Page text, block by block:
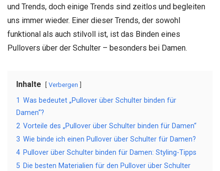
und Trends, doch einige Trends sind zeitlos und begleiten
uns immer wieder. Einer dieser Trends, der sowohl
funktional als auch stilvoll ist, ist das Binden eines
Pullovers über der Schulter – besonders bei Damen.
Inhalte Verbergen
1 Was bedeutet „Pullover über Schulter binden für
Damen“?
2 Vorteile des „Pullover über Schulter binden für Damen“
3 Wie binde ich einen Pullover über Schulter für Damen?
4 Pullover über Schulter binden für Damen: Styling-Tipps
5 Die besten Materialien für den Pullover über Schulter